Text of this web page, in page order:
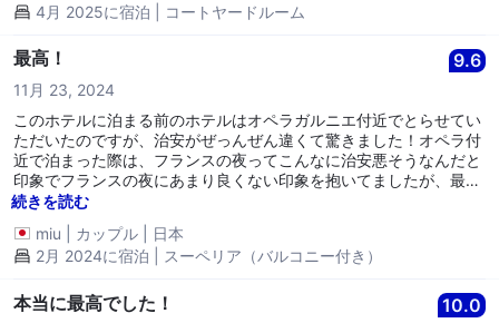
4月 2025に宿泊 | コートヤードルーム
最高！ 9.6
11月 23, 2024
このホテルに泊まる前のホテルはオペラガルニエ付近でとらせてい
ただいたのですが、治安がぜっんぜん違くて驚きました！オペラ付
近で泊まった際は、フランスの夜ってこんなに治安悪そうなんだと
印象でフランスの夜にあまり良くない印象を抱いてましたが、最終
日こちらのホテルに移動した際治安めちゃくちゃ良すぎてまた印象
変わりました！スタッフもラフで良い方で部屋からの眺めも最高
で、アメニティも何もかも揃っています！朝食も部屋まで入れても
らいましたが、最後にとてもいい気分になるホテルを選んで良かっ
続きを読む
miu
カップル
日本
2月 2024に宿泊 | スーペリア（バルコニー付き）
本当に最高でした！ 10.0